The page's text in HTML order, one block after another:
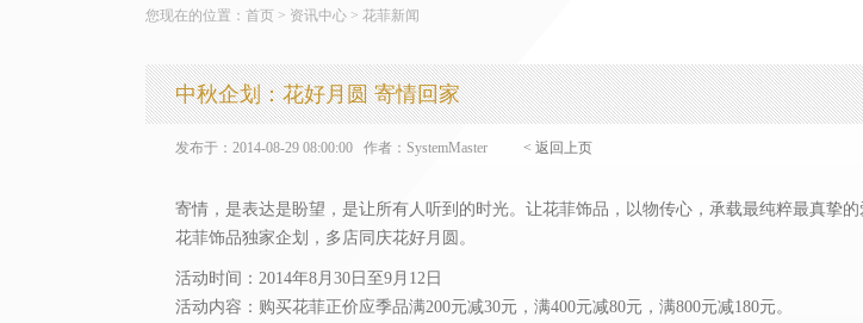
您现在的位置： 首页 > 资讯中心 > 花菲新闻
中秋企划：花好月圆 寄情回家
发布于：2014-08-29 08:00:00 作者：SystemMaster < 返回上页
寄情，是表达是盼望，是让所有人听到的时光。让花菲饰品，以物传心，承载最纯粹最真挚的
花菲饰品独家企划，多店同庆花好月圆。
活动时间：2014年8月30日至9月12日
活动内容：购买花菲正价应季品满200元减30元，满400元减80元，满800元减180元。